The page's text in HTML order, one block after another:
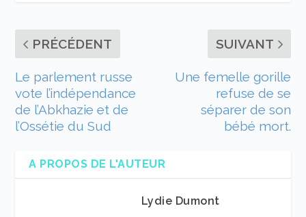
PRÉCÉDENT
Le parlement russe
vote l’indépendance
de l’Abkhazie et de
l’Ossétie du Sud
SUIVANT
Une femelle gorille
refuse de se
séparer de son
bébé mort.
A PROPOS DE L'AUTEUR
Lydie Dumont